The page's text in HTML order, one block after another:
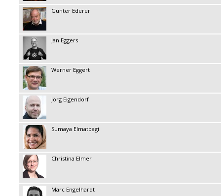
Günter Ederer
Jan Eggers
Werner Eggert
Jörg Eigendorf
Sumaya Elmatbagi
Christina Elmer
Marc Engelhardt